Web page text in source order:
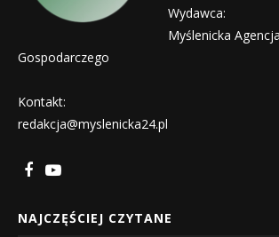
Wydawca:
Myślenicka
Gospodarczego
Kontakt:
redakcja@myslenicka24.pl
NAJCZĘŚCIEJ CZYTANE